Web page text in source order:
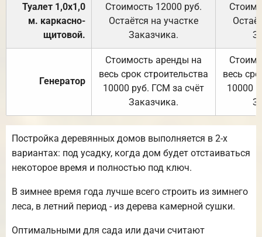
Туалет 1,0х1,0
м. каркасно-
щитовой.
Стоимость 12000 руб.
Остаётся на участке
Заказчика.
Генератор
Стоимость аренды на
весь срок строительства
10000 руб. ГСМ за счёт
Заказчика.
весь
10000
Постройка деревянных домов выполняется в 2-х
вариантах: под усадку, когда дом будет отстаиваться
некоторое время и полностью под ключ.
В зимнее время года лучше всего строить из зимнего
леса, в летний период - из дерева камерной сушки.
Оптимальными для сада или дачи считают